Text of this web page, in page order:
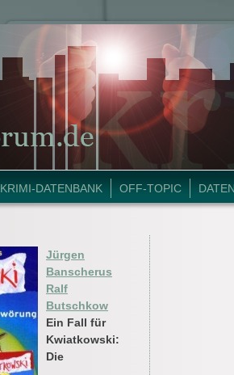
KRIMI-DATENBANK OFF-TOPIC
Jürgen
Banscherus
Ralf
Butschkow
Ein Fall für
Kwiatkowski:
Die